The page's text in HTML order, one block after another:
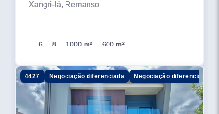
Xangri-lá, Remanso
6 8 1000 m² 600 m²
4427 Negociação diferenciada Negociação diferenciada